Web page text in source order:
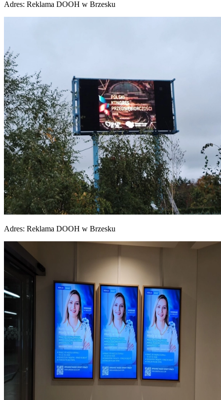
Adres: Reklama DOOH w Brzesku
Adres: Reklama DOOH w Brzesku